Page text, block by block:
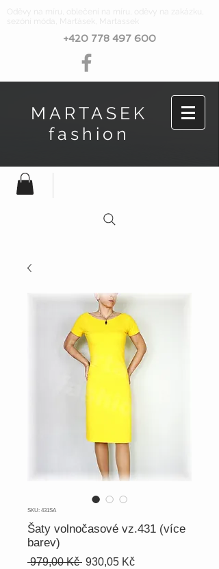
Oděvy na míru, oblečení na míru, oděvy na zakázku,
sezóní móda, Marťásek, Martassek
+420 778 497 600
MARTASEK
fashion
SKU: 431SA
Šaty volnočasové vz.431 (více
barev)
979,00 Kč Běžná
930,05 KčZvýhodněná